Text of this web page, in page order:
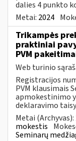
dalies 4 punkto
Metai: 2024
Trikampės
praktiniai
PVM
Web turinio
Registracijos
PVM klausimais
apmokestinimo
deklaravimo
Metai (Archyvas):
mokestis
Seminarų